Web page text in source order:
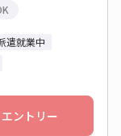
遣就業中
エントリー